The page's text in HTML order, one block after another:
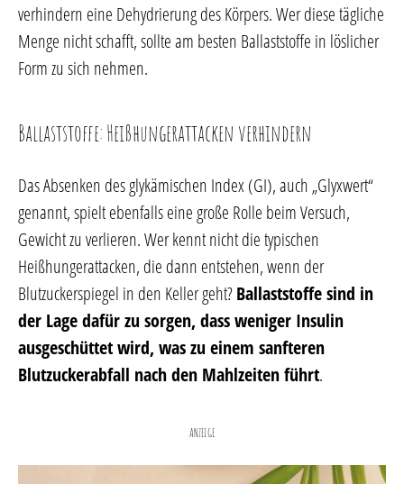
verhindern eine Dehydrierung des Körpers. Wer diese tägliche
Menge nicht schafft, sollte am besten Ballaststoffe in löslicher
Form zu sich nehmen.
Ballaststoffe: Heißhungerattacken verhindern
Das Absenken des glykämischen Index (GI), auch „Glyxwert“
genannt, spielt ebenfalls eine große Rolle beim Versuch,
Gewicht zu verlieren. Wer kennt nicht die typischen
Heißhungerattacken, die dann entstehen, wenn der
Blutzuckerspiegel in den Keller geht?Ballaststoffe sind in
der Lage dafür zu sorgen, dass weniger Insulin
ausgeschüttet wird, was zu einem sanfteren
Blutzuckerabfall nach den Mahlzeiten führt.
ANZEIGE